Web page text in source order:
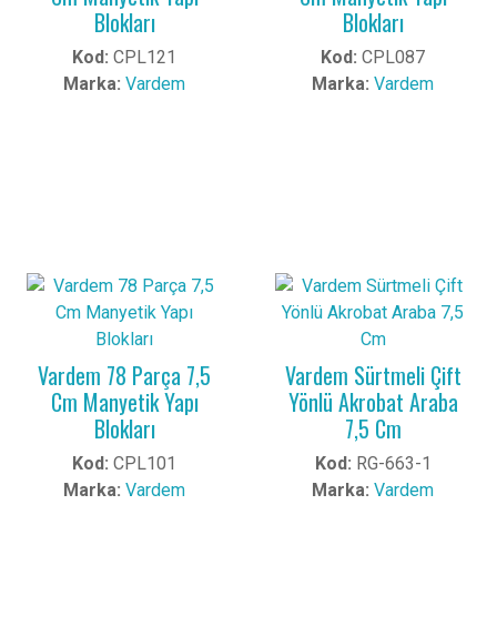
Blokları
Kod: CPL121
Marka: Vardem
Blokları
Kod: CPL087
Marka: Vardem
Vardem 78 Parça 7,5
Cm Manyetik Yapı
Blokları
Kod: CPL101
Marka: Vardem
Vardem Sürtmeli Çift
Yönlü Akrobat Araba
7,5 Cm
Kod: RG-663-1
Marka: Vardem